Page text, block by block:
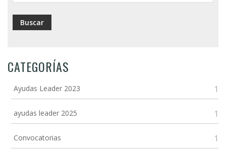
CATEGORÍAS
Ayudas Leader 2023 1
ayudas leader 2025 1
Convocatorias 1